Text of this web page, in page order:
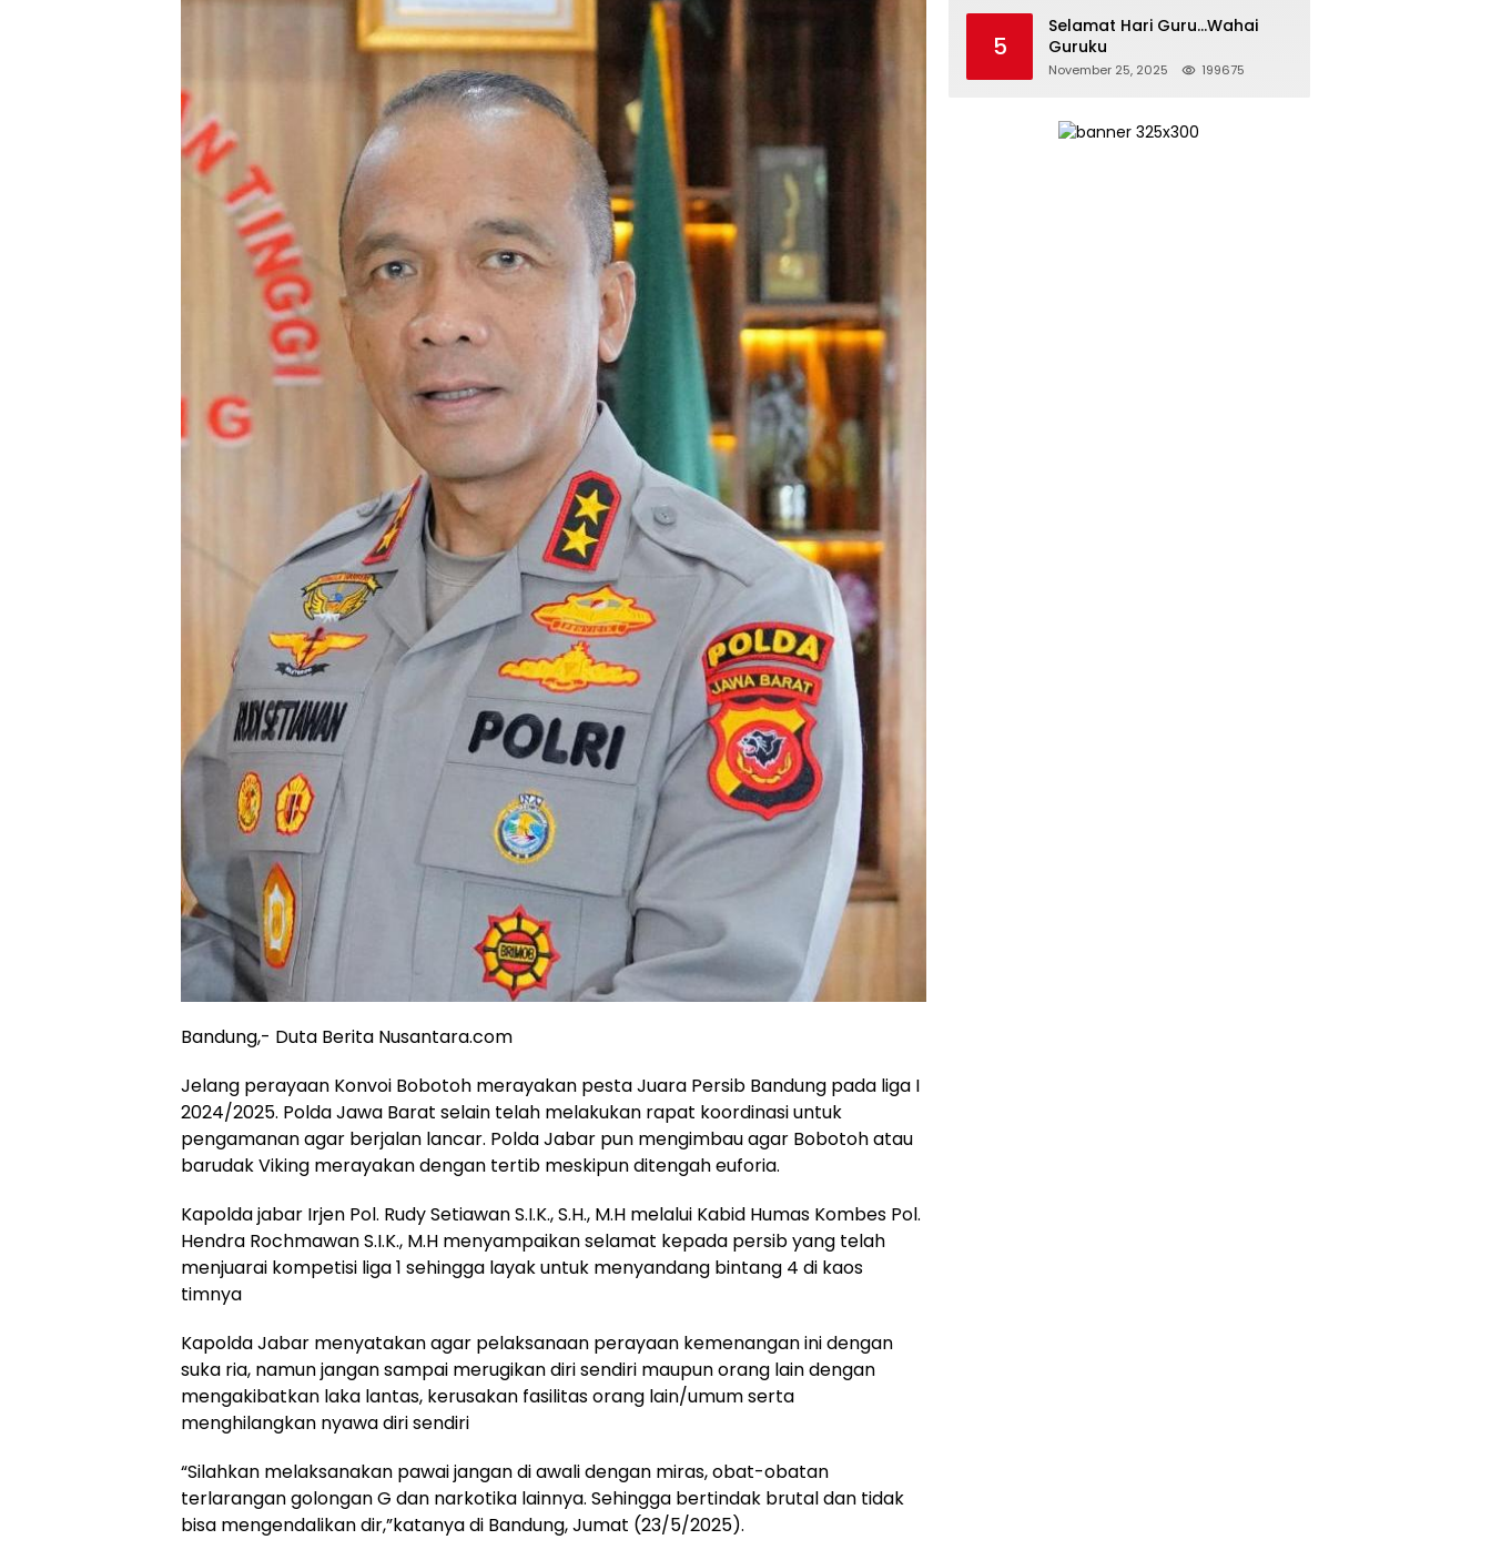
Bandung,- Duta Berita Nusantara.com
Jelang perayaan Konvoi Bobotoh merayakan pesta Juara Persib Bandung pada liga I
2024/2025. Polda Jawa Barat selain telah melakukan rapat koordinasi untuk
pengamanan agar berjalan lancar. Polda Jabar pun mengimbau agar Bobotoh atau
barudak Viking merayakan dengan tertib meskipun ditengah euforia.
Kapolda jabar Irjen Pol. Rudy Setiawan S.I.K., S.H., M.H melalui Kabid Humas Kombes Pol.
Hendra Rochmawan S.I.K., M.H menyampaikan selamat kepada persib yang telah
menjuarai kompetisi liga 1 sehingga layak untuk menyandang bintang 4 di kaos
timnya
Kapolda Jabar menyatakan agar pelaksanaan perayaan kemenangan ini dengan
suka ria, namun jangan sampai merugikan diri sendiri maupun orang lain dengan
mengakibatkan laka lantas, kerusakan fasilitas orang lain/umum serta
menghilangkan nyawa diri sendiri
“Silahkan melaksanakan pawai jangan di awali dengan miras, obat-obatan
terlarangan golongan G dan narkotika lainnya. Sehingga bertindak brutal dan tidak
bisa mengendalikan dir,”katanya di Bandung, Jumat (23/5/2025).
Pertamina
5
Selamat Hari Guru…Wahai
Guruku
November 25, 2025 199675